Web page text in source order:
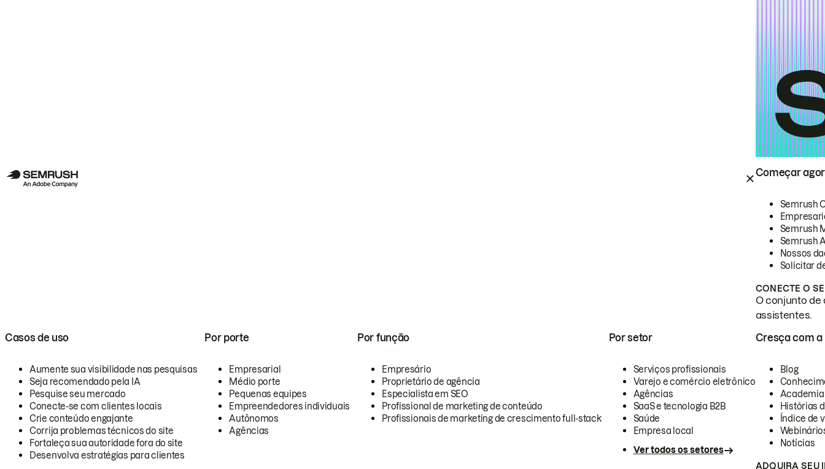
Começar
Semrush
Semrush
Semrush
Nossos
Solicitar
CONECTE O
O conjunto de
assistentes.
Casos de uso
Aumente sua visibilidade nas pesquisas
Seja recomendado pela IA
Pesquise seu mercado
Conecte-se com clientes locais
Crie conteúdo engajante
Corrija problemas técnicos do site
Fortaleça sua autoridade fora do site
Desenvolva estratégias para clientes
Por porte
Empresarial
Médio porte
Pequenas equipes
Empreendedores individuais
Autônomos
Agências
Por função
Empresário
Proprietário de agência
Especialista em SEO
Profissional de marketing de conteúdo
Profissionais de marketing de crescimento full-stack
Por setor
Serviços profissionais
Varejo e comércio eletrônico
Agências
SaaS e tecnologia B2B
Saúde
Empresa local
Ver todos os setores
Cresça com a
Blog
Academia
Histórias
Índice de
Notícias
ADQUIRA SEU